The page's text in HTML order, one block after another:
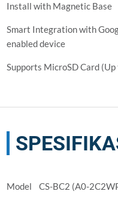
Install with Magnetic Base
Smart Integration with
enabled device
Supports MicroSD Card
Model CS-BC2 (A0-